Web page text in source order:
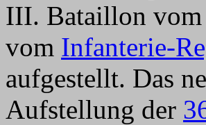
III. Bataillon vom
vom Infanterie-
aufgestellt. Das
Aufstellung der